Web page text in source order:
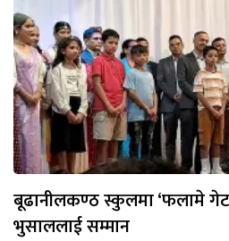
बूढानीलकण्ठ स्कुलमा ‘फलामे
भुसाललाई सम्मान